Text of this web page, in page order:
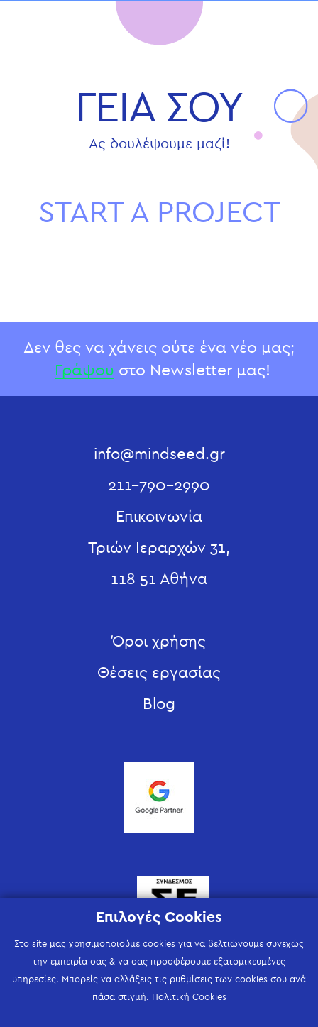
ΓΕΙΑ ΣΟΥ
Ας δουλέψουμε μαζί!
START A PROJECT
Δεν θες να χάνεις ούτε ένα νέο μας;
Γράψου στο Newsletter μας!
info@mindseed.gr
211-790-2990
Επικοινωνία
Τριών Ιεραρχών 31,
118 51 Αθήνα
Όροι χρήσης
Θέσεις εργασίας
Blog
Επιλογές Cookies
Στο site μας χρησιμοποιούμε cookies για να βελτιώνουμε συνεχώς
την εμπειρία σας & να σας προσφέρουμε εξατομικευμένες
υπηρεσίες. Μπορείς να αλλάξεις τις ρυθμίσεις των cookies σου ανά
πάσα στιγμή. Πολιτική Cookies